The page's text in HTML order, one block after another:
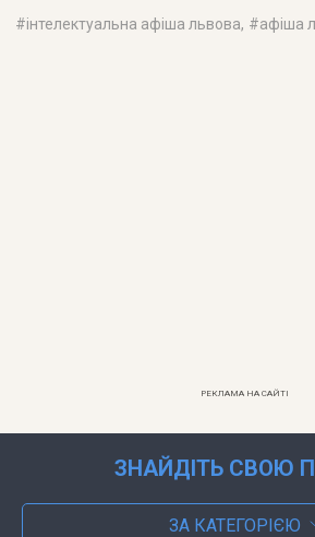
#інтелектуальна афіша львова, #афіша
РЕКЛАМА НА САЙТІ
ЗНАЙДІТЬ СВОЮ
ЗА КАТЕГОРІЄЮ